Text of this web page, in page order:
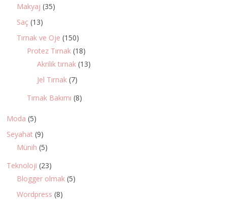
Makyaj (35)
Saç (13)
Tırnak ve Oje (150)
Protez Tırnak (18)
Akrilik tırnak (13)
Jel Tırnak (7)
Tırnak Bakımı (8)
Moda (5)
Seyahat (9)
Münih (5)
Teknoloji (23)
Blogger olmak (5)
Wordpress (8)